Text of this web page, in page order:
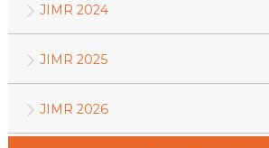
JIMR 2024
JIMR 2025
JIMR 2026